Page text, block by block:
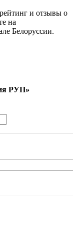
и отзывы о
на
Белоруссии.
РУП»